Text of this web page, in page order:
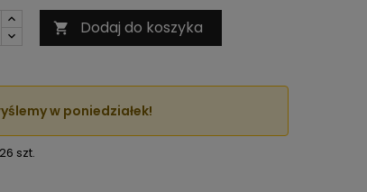
 Dodaj do koszyka
w poniedziałek!
26 szt.